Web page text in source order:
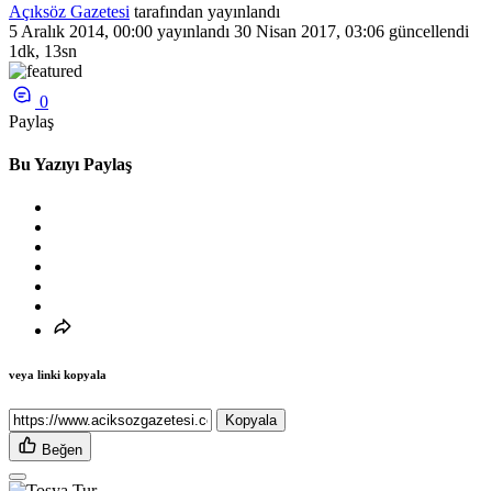
Açıksöz Gazetesi tarafından yayınlandı
5 Aralık 2014, 00:00 yayınlandı 30 Nisan 2017, 03:06 güncellendi
1dk, 13sn
0
Paylaş
Bu Yazıyı Paylaş
veya linki kopyala
Kopyala
Beğen